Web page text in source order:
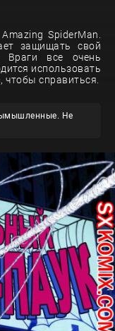
SpiderMan.
защищать свой
Враги все очень
использовать
справиться.
Не